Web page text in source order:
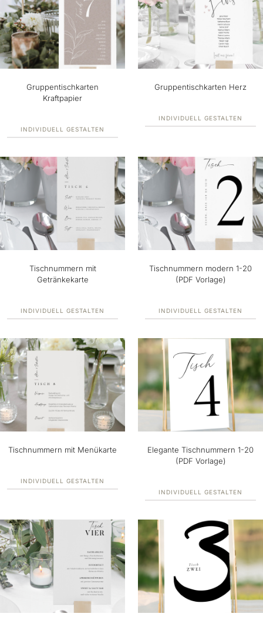
Gruppentischkarten
Kraftpapier
INDIVIDUELL GESTALTEN
Gruppentischkarten Herz
INDIVIDUELL GESTALTEN
Tischnummern mit
Getränkekarte
INDIVIDUELL GESTALTEN
Tischnummern modern 1-20
(PDF Vorlage)
INDIVIDUELL GESTALTEN
Tischnummern mit Menükarte
INDIVIDUELL GESTALTEN
Elegante Tischnummern 1-20
(PDF Vorlage)
INDIVIDUELL GESTALTEN